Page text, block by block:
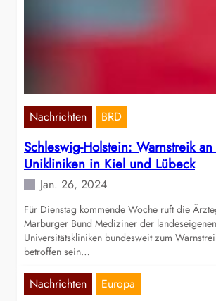
Nachrichten BRD
Schleswig-Holstein: Warnstreik
Unikliniken in Kiel und Lübeck
Jan. 26, 2024
Für Dienstag kommende Woche ruft die
Marburger Bund Mediziner der landeseigenen
Universitätskliniken bundesweit zum
betroffen sein…
Nachrichten Europa